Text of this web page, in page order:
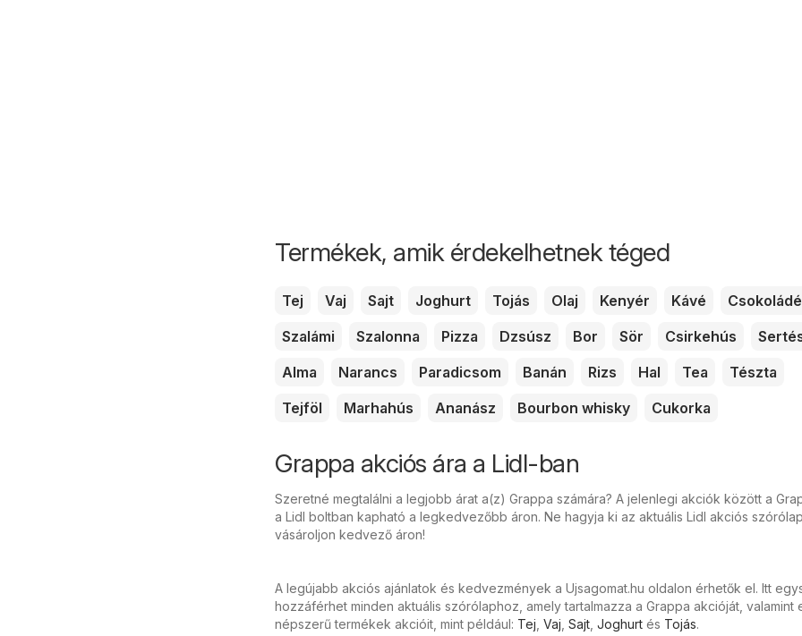
Termékek, amik érdekelhetnek téged
Tej Vaj Sajt Joghurt Tojás Olaj Kenyér Kávé
Csokoládé
Szalámi
Szalonna Pizza Dzsúsz Bor Sör Csirkehús
Alma
Narancs Paradicsom Banán Rizs Hal Tea
Tészta
Tejföl
Marhahús Ananász Bourbon whisky Cukorka
Grappa akciós ára a Lidl-ban
Szeretné megtalálni a legjobb árat a(z) Grappa számára? A jelenlegi akciók között a
a Lidl boltban kapható a legkedvezőbb áron. Ne hagyja ki az aktuális Lidl akciós
vásároljon kedvező áron!
A legújabb akciós ajánlatok és kedvezmények a Ujsagomat.hu oldalon érhetők el. Itt
hozzáférhet minden aktuális szórólaphoz, amely tartalmazza a Grappa akcióját, valamint
népszerű termékek akcióit, mint például: Tej Vaj Sajt Joghurt és Tojás.